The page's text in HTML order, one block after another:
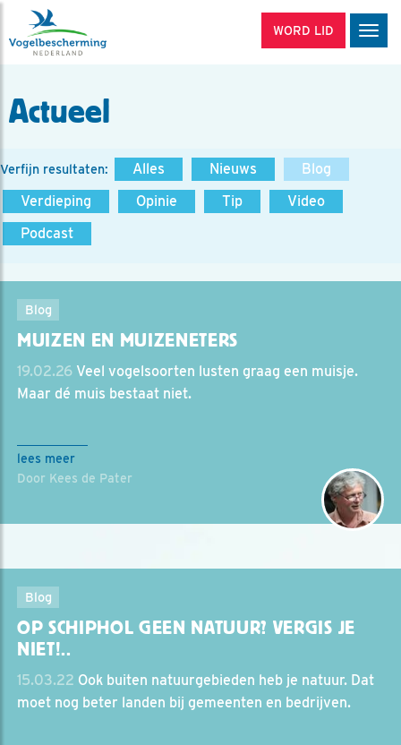
WORD LID
Actueel
Verfijn resultaten: Alles Nieuws
Blog
Verdieping
Opinie Tip
Video
Podcast
Blog
MUIZEN EN MUIZENETERS
19.02.26 Veel vogelsoorten lusten graag een muisje.
Maar dé muis bestaat niet.
lees meer
Door Kees de Pater
Blog
OP SCHIPHOL GEEN NATUUR? VERGIS JE
NIET!..
15.03.22 Ook buiten natuurgebieden heb je natuur. Dat
moet nog beter landen bij gemeenten en bedrijven.